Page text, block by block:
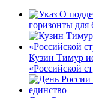
горизонты для
Кузин Тимур
«Российской